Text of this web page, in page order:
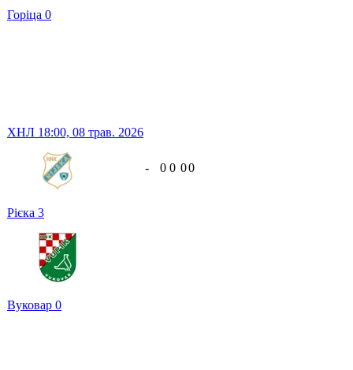
Горіца 0
ХНЛ 18:00, 08 трав. 2026
Рієка 3
Вуковар 0
- 0 0 00